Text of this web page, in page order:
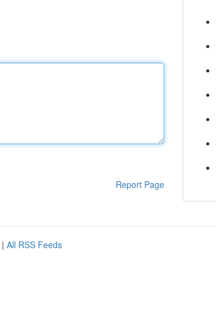
Report Page
| All RSS Feeds